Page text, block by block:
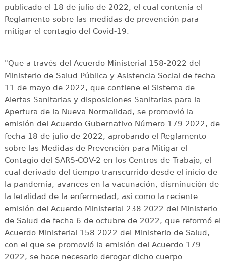
publicado el 18 de julio de 2022, el cual contenía el
Reglamento sobre las medidas de prevención para
mitigar el contagio del Covid-19.
"Que a través del Acuerdo Ministerial 158-2022 del
Ministerio de Salud Pública y Asistencia Social de fecha
11 de mayo de 2022, que contiene el Sistema de
Alertas Sanitarias y disposiciones Sanitarias para la
Apertura de la Nueva Normalidad, se promovió la
emisión del Acuerdo Gubernativo Número 179-2022, de
fecha 18 de julio de 2022, aprobando el Reglamento
sobre las Medidas de Prevención para Mitigar el
Contagio del SARS-COV-2 en los Centros de Trabajo, el
cual derivado del tiempo transcurrido desde el inicio de
la pandemia, avances en la vacunación, disminución de
la letalidad de la enfermedad, así como la reciente
emisión del Acuerdo Ministerial 238-2022 del Ministerio
de Salud de fecha 6 de octubre de 2022, que reformó el
Acuerdo Ministerial 158-2022 del Ministerio de Salud,
con el que se promovió la emisión del Acuerdo 179-
2022, se hace necesario derogar dicho cuerpo